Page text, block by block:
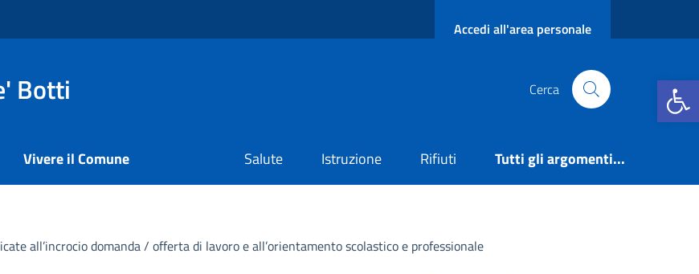
Apri la
Accedi all'area personale
Botti Cerca
Vivere il Comune Salute Istruzione Rifiuti Tutti gli argomenti...
all’incrocio domanda / offerta di lavoro e all’orientamento scolastico e professionale